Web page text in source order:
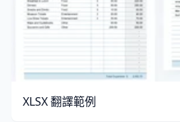
XLSX 翻譯範例